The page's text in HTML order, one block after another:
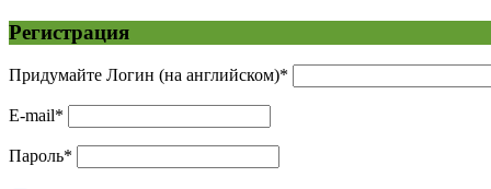
Регистрация
Придумайте Логин (на английском)*
E-mail*
Пароль*